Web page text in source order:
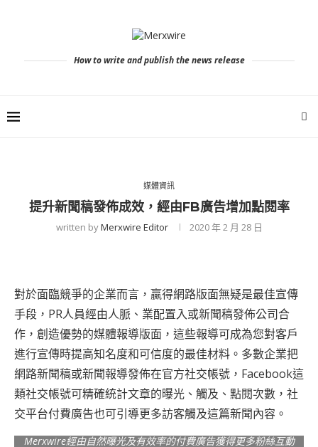
How to write and publish the news release
媒體資訊
提升新聞稿發佈成效，經由FB廣告增加點閱率
written byMerxwire Editor 2020 年 2 月 28 日
對於面臨競爭的企業而言，贏得網路版面無疑是最佳宣傳
手段，PR人員經由人脈、業配置入或新聞稿發佈公司合
作，創造優勢的媒體報導版面，這些報導可成為您對客戶
進行宣傳時提高知名度和可信度的最佳材料。多數企業把
網路新聞稿或新聞報導發佈在官方社交帳號，Facebook這
類社交帳號可精確統計文章的曝光、觸及、點閱次數，社
交平台付費廣告也可引導更多訪客觸及這篇新聞內容。
Merxwire經由自然曝光及有效率的付費廣告獲得更多粉絲互動